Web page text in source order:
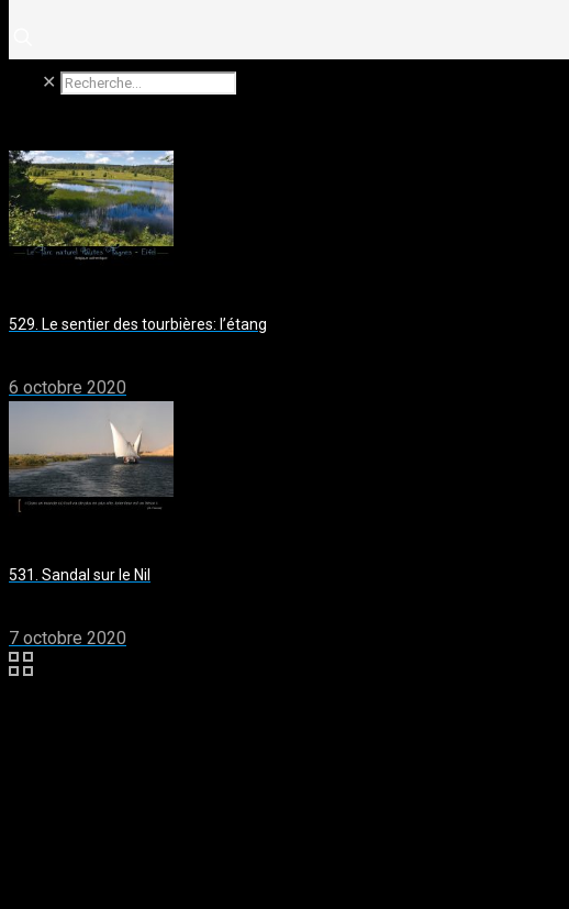
✕
529. Le sentier des tourbières: l’étang
6 octobre 2020
531. Sandal sur le Nil
7 octobre 2020